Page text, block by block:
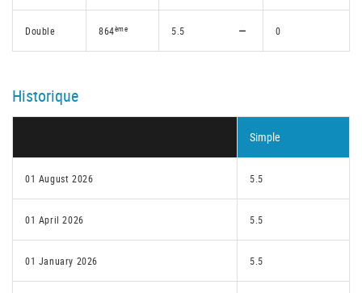
Double 864ème 5.5 0
Historique
Simple
01 August 2026 5.5
01 April 2026 5.5
01 January 2026 5.5